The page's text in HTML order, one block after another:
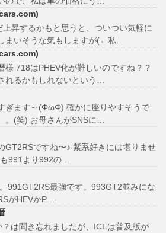
昇するかもと思うと、ついつい気軽に
まいそうな気もしますが(←私…
様 718はPHEV化が難しいのですね？？
れるかもしれないという…
ぎます～(ΦωΦ) 確かに座りやすそうで
。(笑) お母さんがSNSに…
GT2RSですね〜♪ 紫系好きには堪りませ
991より992の…
991GT2RS最強です。993GT2並みにな
がHEVかP…
？は聞き忘れましたが、ICEは普及版が